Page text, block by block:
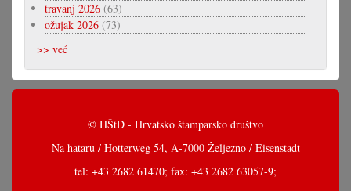
travanj 2026 (63)
ožujak 2026 (73)
>> već
© HŠtD - Hrvatsko štamparsko društvo
Na hataru / Hotterweg 54, A-7000 Željezno / Eisenstadt
tel: +43 2682 61470; fax: +43 2682 63057-9;